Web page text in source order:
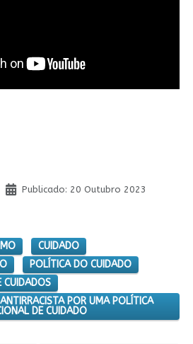
Publicado: 20 Outubro 2023
CUIDADO
POLÍTICA DO CUIDADO
CUIDADOS
POR UMA POLÍTICA
DE CUIDADO